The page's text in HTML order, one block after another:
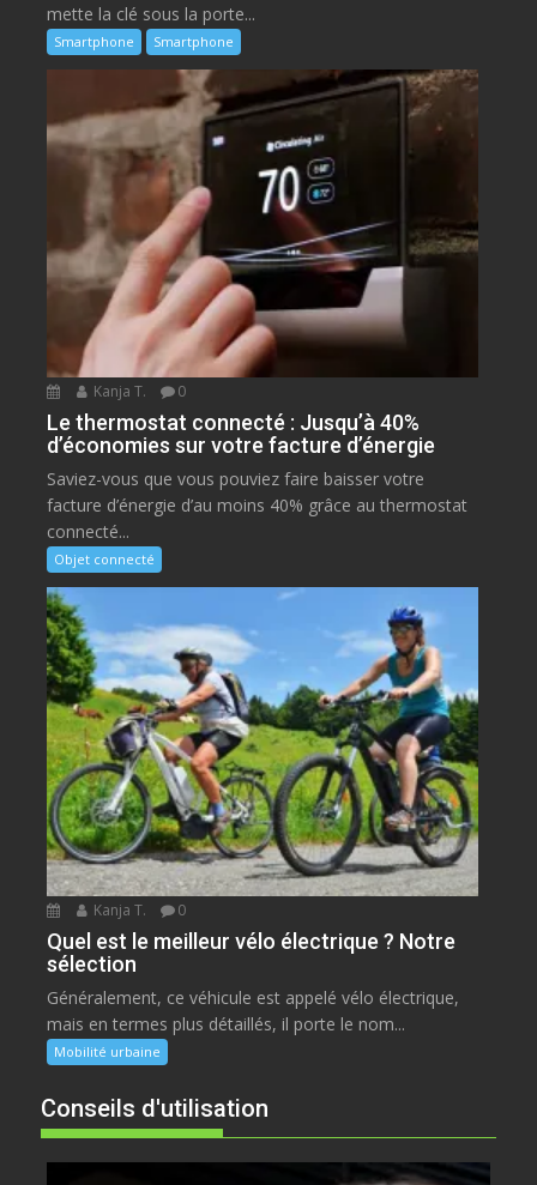
mette la clé sous la porte...
Smartphone Smartphone
Kanja T. 0
Le thermostat connecté : Jusqu’à 40%
d’économies sur votre facture d’énergie
Saviez-vous que vous pouviez faire baisser votre
facture d’énergie d’au moins 40% grâce au thermostat
connecté...
Objet connecté
Kanja T. 0
Quel est le meilleur vélo électrique ? Notre
sélection
Généralement, ce véhicule est appelé vélo électrique,
mais en termes plus détaillés, il porte le nom...
Mobilité urbaine
Conseils d'utilisation